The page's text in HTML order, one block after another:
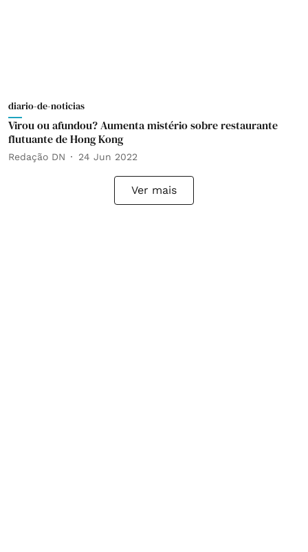
diario-de-noticias
Virou ou afundou? Aumenta mistério sobre restaurante
flutuante de Hong Kong
Redação DN 24 Jun 2022
Ver mais